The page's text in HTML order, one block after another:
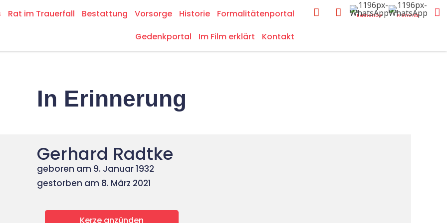
Rat im Trauerfall Bestattung Vorsorge Historie
Formalitätenportal
Gedenkportal
Im Film erklärt Kontakt
Rathenow Premnitz
In Erinnerung
Gerhard Radtke
geboren am 9. Januar 1932
gestorben am 8. März 2021
Kerze anzünden